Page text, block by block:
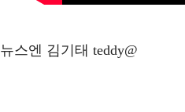
뉴스엔 김기태 teddy@